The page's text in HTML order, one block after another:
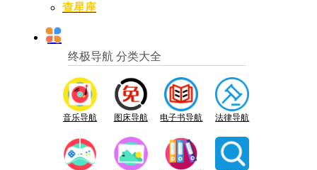
查星座
终极导航 分类大全
音乐导航 图床导航 电子书导航 法律导航